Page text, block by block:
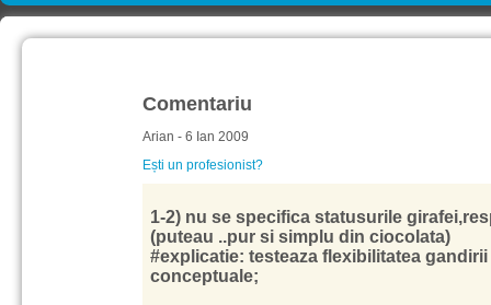
Comentariu
Arian - 6 Ian 2009
Ești un profesionist?
1-2) nu se specifica statusurile
(puteau ..pur si simplu din ciocolata)
#explicatie: testeaza flexibilitatea
conceptuale;